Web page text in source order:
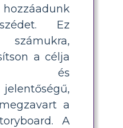
Ez
számukra,
a célja
és
a
A